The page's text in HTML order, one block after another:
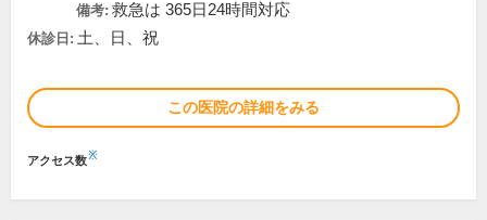
備考: 救急は 365日24時間対応
休診日: 土、日、祝
この医院の詳細をみる
アクセス数※